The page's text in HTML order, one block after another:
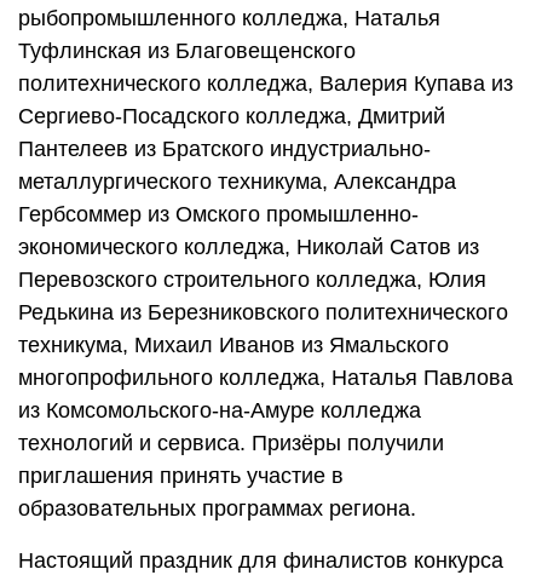
рыбопромышленного колледжа, Наталья
Туфлинская из Благовещенского
политехнического колледжа, Валерия Купава из
Сергиево-Посадского колледжа, Дмитрий
Пантелеев из Братского индустриально-
металлургического техникума, Александра
Гербсоммер из Омского промышленно-
экономического колледжа, Николай Сатов из
Перевозского строительного колледжа, Юлия
Редькина из Березниковского политехнического
техникума, Михаил Иванов из Ямальского
многопрофильного колледжа, Наталья Павлова
из Комсомольского-на-Амуре колледжа
технологий и сервиса. Призёры получили
приглашения принять участие в
образовательных программах региона.
Настоящий праздник для финалистов конкурса